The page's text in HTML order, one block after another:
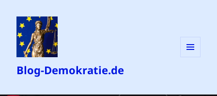
Blog-Demokratie.de